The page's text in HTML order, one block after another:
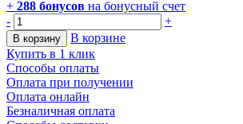
+ 288 бонусов на бонусный счет
-
+
В корзину
В корзине
Купить в 1 клик
Способы оплаты
Оплата при получении
Оплата онлайн
Безналичная оплата